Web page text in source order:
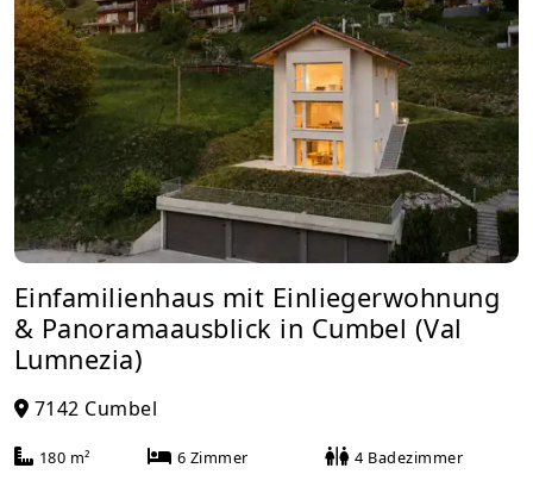
Einfamilienhaus mit Einliegerwohnung
& Panoramaausblick in Cumbel (Val
Lumnezia)
7142 Cumbel
180 m² 6 Zimmer 4 Badezimmer